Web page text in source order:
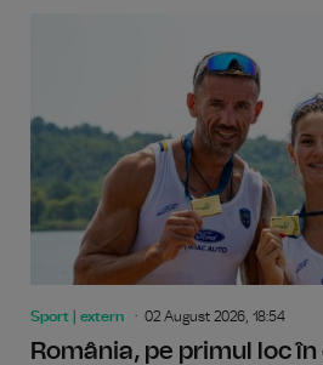
Sport | extern 02 August 2026, 18:54
România, pe primul loc